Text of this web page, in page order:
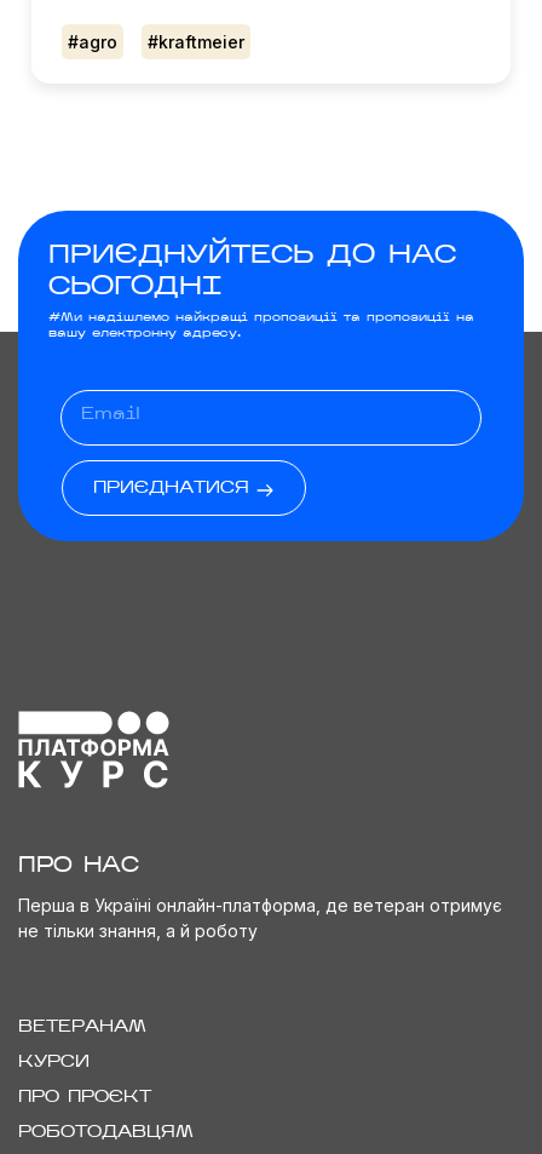
#agro #kraftmeier
ПРИЄДНУЙТЕСЬ ДО НАС
СЬОГОДНІ
#Ми надішлемо найкращі пропозиції та пропозиції на
вашу електронну адресу.
ПРИЄДНАТИСЯ
ПРО НАС
Перша в Україні онлайн-платформа, де ветеран отримує
не тільки знання, а й роботу
ВЕТЕРАНАМ
КУРСИ
ПРО ПРОЄКТ
РОБОТОДАВЦЯМ